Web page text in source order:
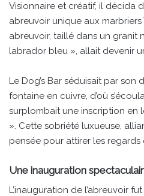
Visionnaire et créatif, il décida
abreuvoir unique aux marbriers
abreuvoir, taillé dans un granit
labrador bleu », allait devenir
Le Dog’s Bar séduisait par
fontaine en cuivre, d’où
surplombait une inscription en
». Cette sobriété luxueuse,
pensée pour attirer les regards
Une inauguration
L’inauguration de l’abreuvoir